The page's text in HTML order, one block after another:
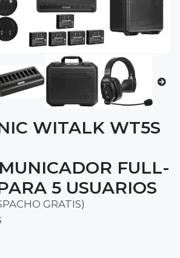
WITALK WT5S
FULL-
5 USUARIOS
GRATIS)